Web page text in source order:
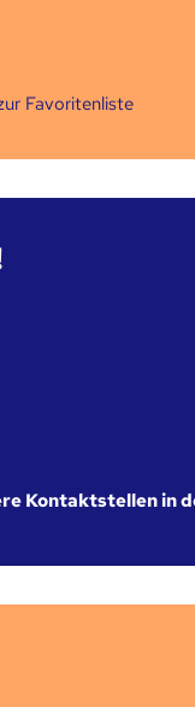
Favoritenliste
Kontaktstellen in